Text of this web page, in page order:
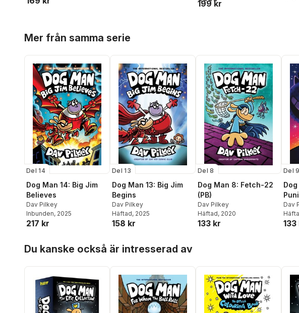
199 kr
Mer från samma serie
Del 14
Dog Man 14: Big Jim
Believes
Dav Pilkey
Inbunden, 2025
217 kr
Del 13
Dog Man 13: Big Jim
Begins
Dav Pilkey
Häftad, 2025
158 kr
Del 8
Dog Man 8: Fetch-22
(PB)
Dav Pilkey
Häftad, 2020
133 kr
Del 9
Dav
133
Du kanske också är intresserad av